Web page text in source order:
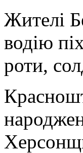
Жителі
водію
роти,